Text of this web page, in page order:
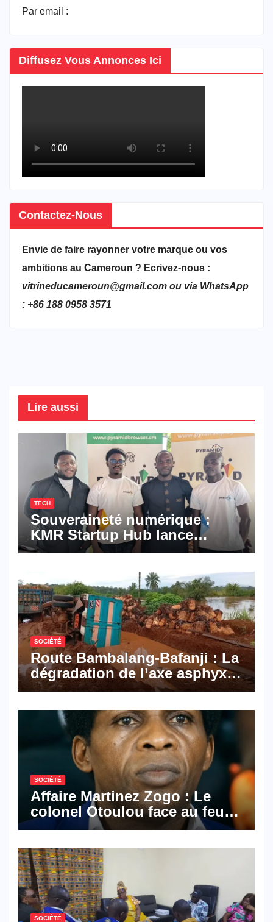
Par email :
Diffusez Vous Annonces Ici
Contactez-Nous
Envie de faire rayonner votre marque ou vos
ambitions au Cameroun ? Ecrivez-nous :
vitrineducameroun@gmail.com ou via WhatsApp
: +86 188 0958 3571
Lire aussi
TECH
Souveraineté numérique :
KMR Startup Hub lance
Pyramid Browser et Pyramid
numériques made in
Cameroon
SOCIÉTÉ
Route Bambalang-Bafanji : La
dégradation de l’axe asphyxie
les activités économiques
SOCIÉTÉ
Affaire Martinez Zogo : Le
colonel Otoulou face au feu
croisé des avocats de la
SOCIÉTÉ